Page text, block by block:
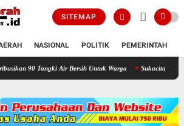
SITEMAP
NASIONAL POLITIK PEMERINTAH
: Posko Relawan Ganefo Tangen Mencatat